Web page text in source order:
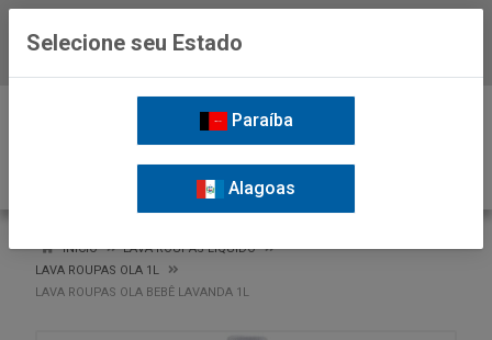
INÍCIO
LAVA ROUPAS LIQUIDO
LAVA ROUPAS OLA 1L
LAVA ROUPAS OLA BEBÊ LAVANDA 1L
Selecione seu Estado
Paraíba
Alagoas